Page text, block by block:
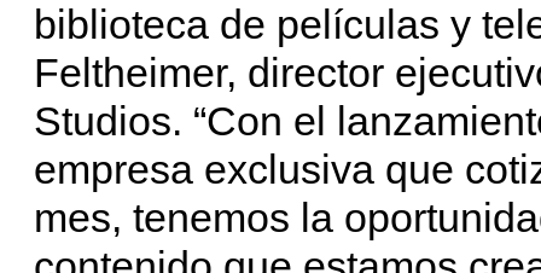
biblioteca de películas y
Feltheimer, director
Studios. “Con el
empresa exclusiva que
mes, tenemos la